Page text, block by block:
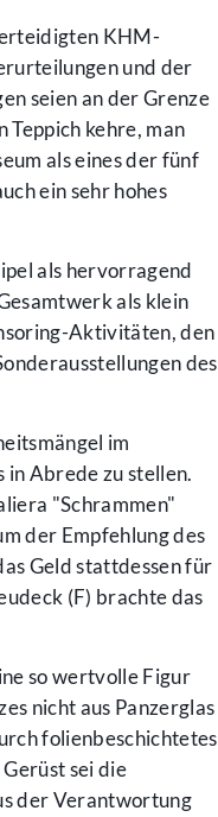
KHM-
und der
seien an der Grenze
kehre, man
als eines der fünf
ein sehr hohes
als hervorragend
als klein
Aktivitäten, den
des
im
in Abrede zu stellen.
"Schrammen"
der Empfehlung des
Geld stattdessen für
(F) brachte das
so wertvolle Figur
nicht aus Panzerglas
folienbeschichtetes
sei die
der Verantwortung